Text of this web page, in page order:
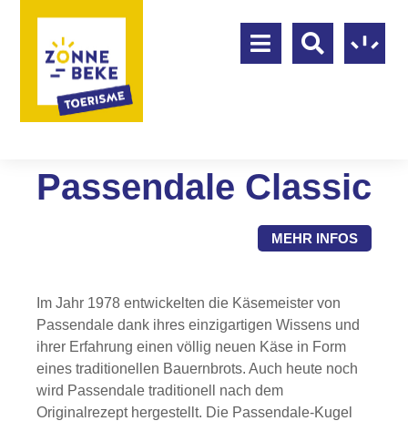
Passendale Classic
MEHR INFOS
Im Jahr 1978 entwickelten die Käsemeister von
Passendale dank ihres einzigartigen Wissens und
ihrer Erfahrung einen völlig neuen Käse in Form
eines traditionellen Bauernbrots. Auch heute noch
wird Passendale traditionell nach dem
Originalrezept hergestellt. Die Passendale-Kugel